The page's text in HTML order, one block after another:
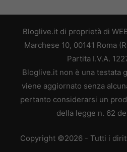
Bloglive.it di proprietà di
Marchese 10, 00141 Roma
Partita I.V.A.
Bloglive.it non è una testata
viene aggiornato senza
pertanto considerarsi un
della legge n. 62
Copyright ©2026 - Tutti i